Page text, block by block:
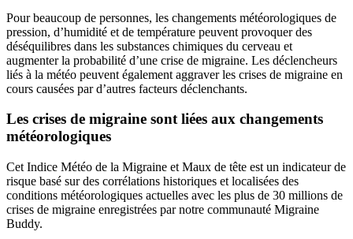
Pour beaucoup de personnes, les changements météorologiques de
pression, d’humidité et de température peuvent provoquer des
déséquilibres dans les substances chimiques du cerveau et
augmenter la probabilité d’une crise de migraine. Les déclencheurs
liés à la météo peuvent également aggraver les crises de migraine en
cours causées par d’autres facteurs déclenchants.
Les crises de migraine sont liées aux changements
météorologiques
Cet Indice Météo de la Migraine et Maux de tête est un indicateur de
risque basé sur des corrélations historiques et localisées des
conditions météorologiques actuelles avec les plus de 30 millions de
crises de migraine enregistrées par notre communauté Migraine
Buddy.